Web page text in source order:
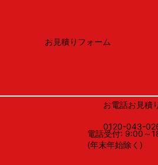
0120-043-
お電話お見積
電話受付: 9:00～
(年末年始除く)
お見積りフォーム